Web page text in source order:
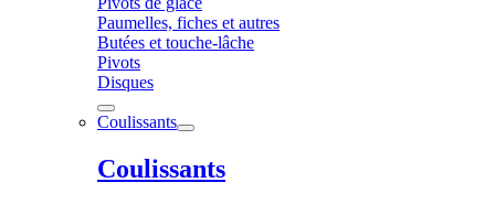
Paumelles, fiches et autres
Butées et touche-lâche
Pivots
Disques
Coulissants
Coulissants